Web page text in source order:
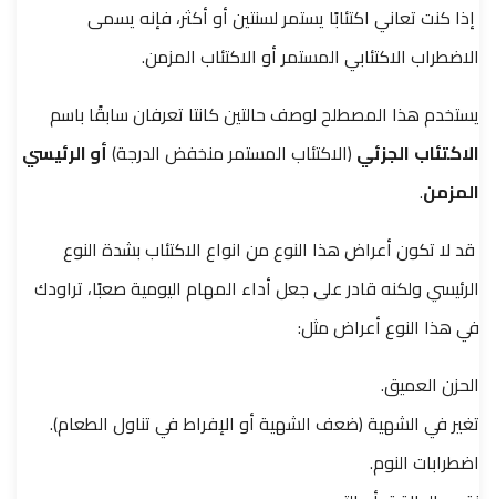
إذا كنت تعاني اكتئابًا يستمر لسنتين أو أكثر، فإنه يسمى
الاضطراب الاكتئابي المستمر أو الاكتئاب المزمن.
يستخدم هذا المصطلح لوصف حالتين كانتا تعرفان سابقًا باسم
الاكتئاب الجزئي (الاكتئاب المستمر منخفض الدرجة)أو الرئيسي
المزمن.
قد لا تكون أعراض هذا النوع من انواع الاكتئاب بشدة النوع
الرئيسي ولكنه قادر على جعل أداء المهام اليومية صعبًا، تراودك
في هذا النوع أعراض مثل:
الحزن العميق.
تغير في الشهية (ضعف الشهية أو الإفراط في تناول الطعام).
اضطرابات النوم.